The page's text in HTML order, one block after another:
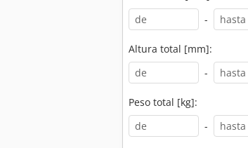
-
Altura total [mm]:
-
Peso total [kg]:
-